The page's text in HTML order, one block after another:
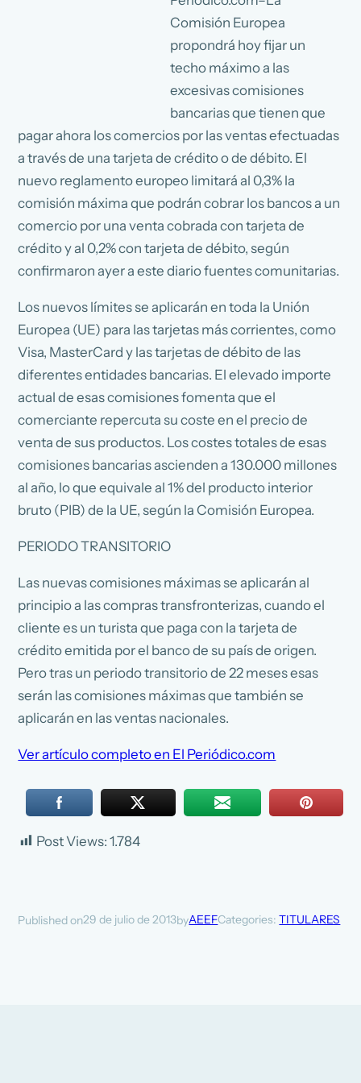
Comisión Europea
propondrá hoy fijar un
techo máximo a las
excesivas comisiones
bancarias que tienen que
pagar ahora los comercios por las ventas efectuadas
a través de una tarjeta de crédito o de débito. El
nuevo reglamento europeo limitará al 0,3% la
comisión máxima que podrán cobrar los bancos a un
comercio por una venta cobrada con tarjeta de
crédito y al 0,2% con tarjeta de débito, según
confirmaron ayer a este diario fuentes comunitarias.
Los nuevos límites se aplicarán en toda la Unión
Europea (UE) para las tarjetas más corrientes, como
Visa, MasterCard y las tarjetas de débito de las
diferentes entidades bancarias. El elevado importe
actual de esas comisiones fomenta que el
comerciante repercuta su coste en el precio de
venta de sus productos. Los costes totales de esas
comisiones bancarias ascienden a 130.000 millones
al año, lo que equivale al 1% del producto interior
bruto (PIB) de la UE, según la Comisión Europea.
PERIODO TRANSITORIO
Las nuevas comisiones máximas se aplicarán al
principio a las compras transfronterizas, cuando el
cliente es un turista que paga con la tarjeta de
crédito emitida por el banco de su país de origen.
Pero tras un periodo transitorio de 22 meses esas
serán las comisiones máximas que también se
aplicarán en las ventas nacionales.
Ver artículo completo en El Periódico.com
Post Views: 1.784
Published on29 de julio de 2013byAEEFCategories:TITULARES